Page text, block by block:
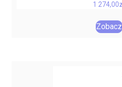
1 274,00
Zobacz